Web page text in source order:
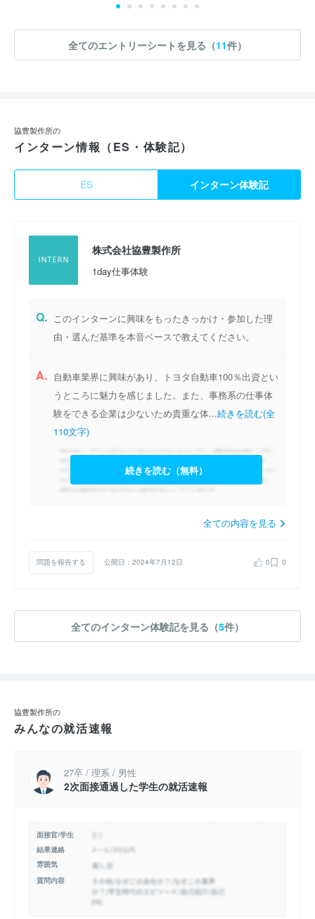
全てのエントリーシートを見る（11件）
協豊製作所の
インターン情報（ES・体験記）
ES インターン体験記
株式会社協豊製作所
1day仕事体験
Q. このインターンに興味をもったきっかけ・参加した理
由・選んだ基準を本音ベースで教えてください。
A. 自動車業界に興味があり、トヨタ自動車100％出資とい
うところに魅力を感じました。また、事務系の仕事体
験をできる企業は少ないため貴重な体...続きを読む(全
110文字)
続きを読む（無料）
全ての内容を見る
問題を報告する 公開日：2024年7月12日 0 0
全てのインターン体験記を見る（5件）
協豊製作所の
みんなの就活速報
27卒 / 理系 / 男性
2次面接通過した学生の就活速報
面接官/学生
結果連絡
雰囲気
質問内容